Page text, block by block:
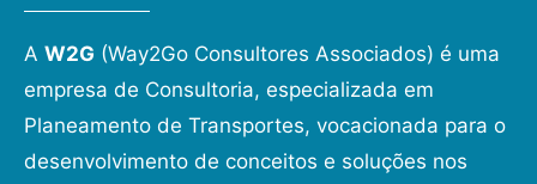
A W2G (Way2Go Consultores Associados) é uma
empresa de Consultoria, especializada em
Planeamento de Transportes, vocacionada para o
desenvolvimento de conceitos e soluções nos